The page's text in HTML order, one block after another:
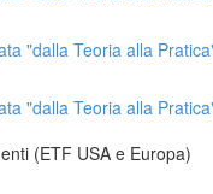
"dalla Teoria alla
"dalla Teoria alla
(ETF USA e Europa)